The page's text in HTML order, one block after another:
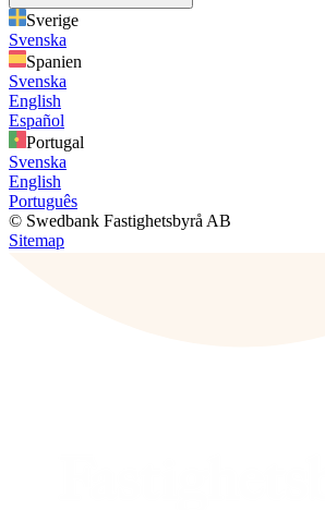
Sverige
Svenska
Spanien
Svenska
English
Español
Portugal
Svenska
English
Português
© Swedbank Fastighetsbyrå AB
Sitemap